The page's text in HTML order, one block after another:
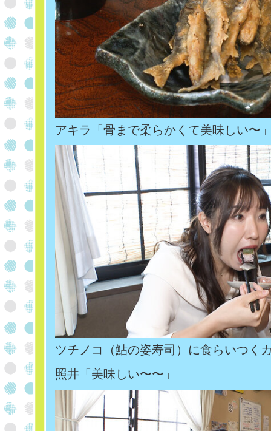
アキラ「骨まで柔らかくて美味しい〜
ツチノコ（鮎の姿寿司）に食らいつく
照井「美味しい〜〜」